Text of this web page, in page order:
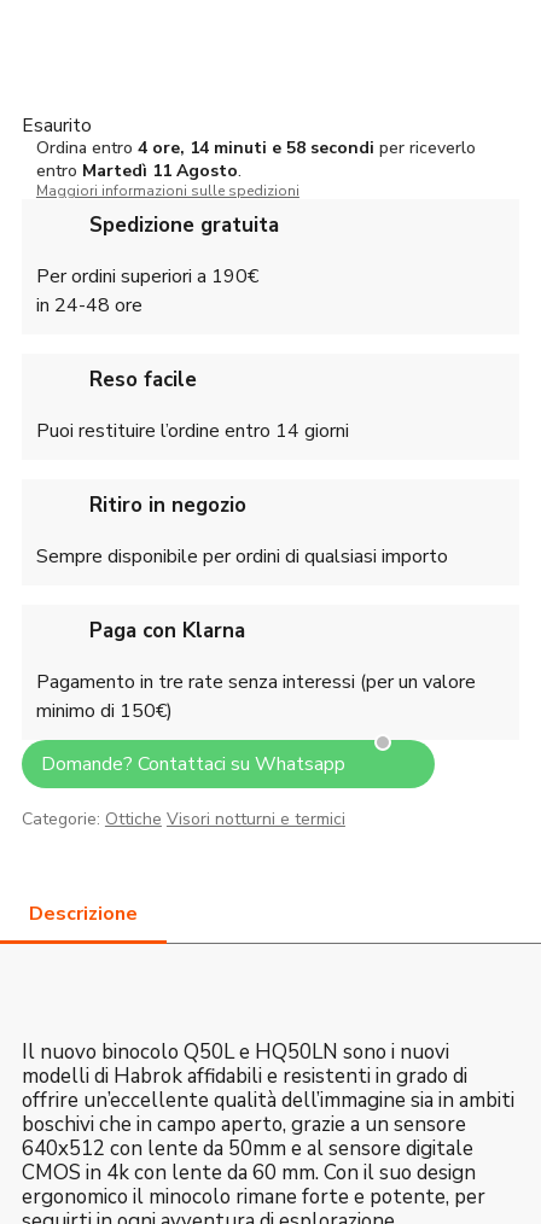
Esaurito
Ordina entro 4 ore, 14 minuti e 58 secondi per riceverlo
entro Martedì 11 Agosto.
Maggiori informazioni sulle spedizioni
Spedizione gratuita
Per ordini superiori a 190€
in 24-48 ore
Reso facile
Puoi restituire l’ordine entro 14 giorni
Ritiro in negozio
Sempre disponibile per ordini di qualsiasi importo
Paga con Klarna
Pagamento in tre rate senza interessi (per un valore
minimo di 150€)
Domande? Contattaci su Whatsapp
Categorie: Ottiche Visori notturni e termici
Il nuovo binocolo Q50L e HQ50LN sono i nuovi
modelli di Habrok affidabili e resistenti in grado di
offrire un’eccellente qualità dell’immagine sia in ambiti
boschivi che in campo aperto, grazie a un sensore
640x512 con lente da 50mm e al sensore digitale
CMOS in 4k con lente da 60 mm. Con il suo design
ergonomico il minocolo rimane forte e potente, per